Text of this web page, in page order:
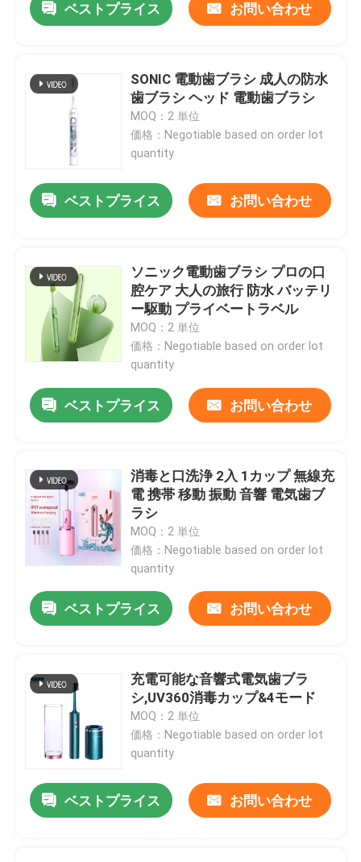
家へ
動画
わたしたち に つい て
工場 ツアー
連絡 ください
引金 を 求め て ください
口頭心配の電動歯ブラシ
ベストプライス お問い合わせ
SONIC 電動歯ブラシ 成人の防水
歯ブラシ ヘッド 電動歯ブラシ
MOQ：2 単位
価格：Negotiable based on order lot
quantity
ベストプライス お問い合わせ
ソニック電動歯ブラシ プロの口
腔ケア 大人の旅行 防水 バッテリ
ー駆動 プライベートラベル
MOQ：2 単位
価格：Negotiable based on order lot
quantity
ベストプライス お問い合わせ
消毒と口洗浄 2入 1カップ 無線充
電 携帯 移動 振動 音響 電気歯ブ
ラシ
MOQ：2 単位
価格：Negotiable based on order lot
quantity
ベストプライス お問い合わせ
充電可能な音響式電気歯ブラ
シ,UV360消毒カップ&4モード
MOQ：2 単位
価格：Negotiable based on order lot
quantity
ベストプライス お問い合わせ